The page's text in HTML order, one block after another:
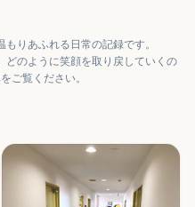
りあふれる日常の記録です。
どのように笑顔を取り戻していくの
ご覧ください。